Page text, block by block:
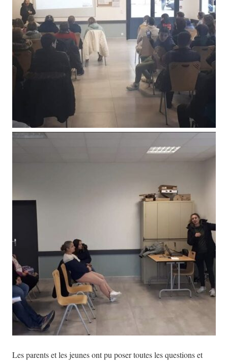
Les parents et les jeunes ont pu poser toutes les questions et